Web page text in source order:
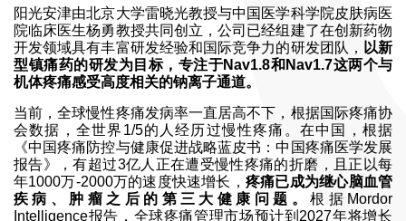
阳光安津由北京大学雷晓光教授与中国医学科学院皮肤病医
院临床医生杨勇教授共同创立，公司已经组建了在创新药物
开发领域具有丰富研发经验和国际竞争力的研发团队， 以新
型镇痛药的研发为目标，专注于Nav1.8和Nav1.7这两个与
机体疼痛感受高度相关的钠离子通道。
当前，全球慢性疼痛发病率一直居高不下，根据国际疼痛协
会数据，全世界1/5的人经历过慢性疼痛。在中国，根据
《中国疼痛防控与健康促进战略蓝皮书：中国疼痛医学发展
报告》，有超过3亿人正在遭受慢性疼痛的折磨，且正以每
年1000万-2000万的速度快速增长， 疼痛已成为继心脑血管
疾病、肿瘤之后的第三大健康问题。根据Mordor
Intelligence报告，全球疼痛管理市场预计到2027年将增长